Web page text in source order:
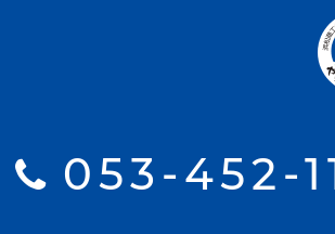
053-452-